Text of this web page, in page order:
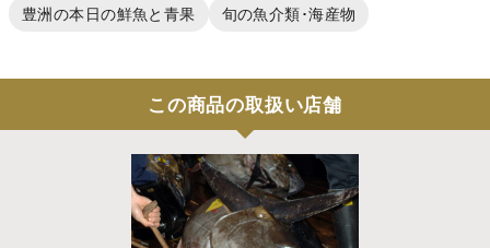
豊洲の本日の鮮魚と青果 旬の魚介類･海産物
この商品の取扱い店舗